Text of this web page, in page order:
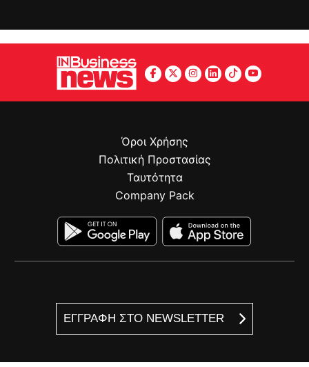
ΕΓΓΡΑΦΗ ΣΤΟ NEWSLETTER
Όροι Χρήσης
Πολιτική Προστασίας
Ταυτότητα
Company Pack